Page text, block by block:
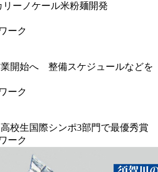
ーノケール米粉麺開発
ーク
開始へ 整備スケジュールなどを
ーク
校生国際シンポ3部門で最優秀賞
ーク